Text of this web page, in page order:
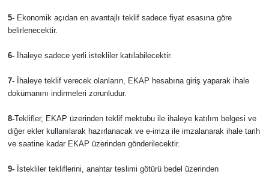
5-Ekonomik açıdan en avantajlı teklif sadece fiyat esasına göre
belirlenecektir.
6- İhaleye sadece yerli istekliler katılabilecektir.
7-İhaleye teklif verecek olanların, EKAP hesabına giriş yaparak ihale
dokümanını indirmeleri zorunludur.
8-Teklifler, EKAP üzerinden teklif mektubu ile ihaleye katılım belgesi ve
diğer ekler kullanılarak hazırlanacak ve e-imza ile imzalanarak ihale tarih
ve saatine kadar EKAP üzerinden gönderilecektir.
9-İstekliler tekliflerini, anahtar teslimi götürü bedel üzerinden